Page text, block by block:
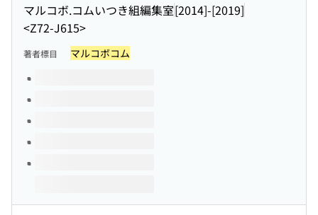
マルコボ.コムいつき組編集室[2014]-[2019]
<Z72-J615>
著者標目 マルコボコム
このタイトルの巻号